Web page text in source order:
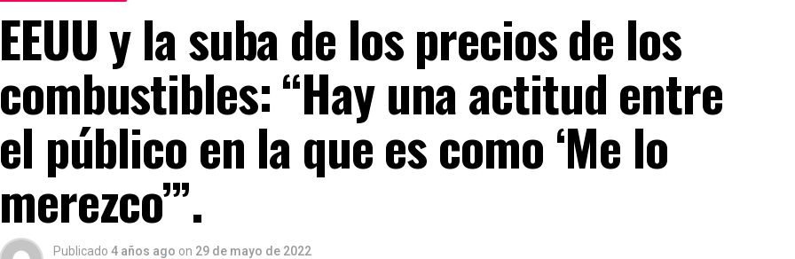
EEUU y la suba de los precios de los
combustibles: “Hay una actitud entre
el público en la que es como ‘Me lo
merezco’”.
Publicado 4 años ago on 29 de mayo de 2022